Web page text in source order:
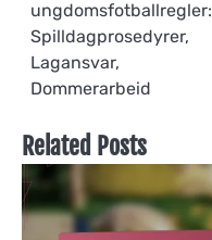
navigation
ungdomsfotballregler:
Spilldagprosedyrer,
Lagansvar,
Dommerarbeid
Related Posts